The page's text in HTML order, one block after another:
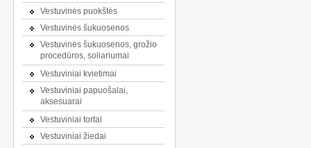
Vestuvinės puokštės
Vestuvinės šukuosenos
Vestuvinės šukuosenos, grožio
procedūros, soliariumai
Vestuviniai kvietimai
Vestuviniai papuošalai,
aksesuarai
Vestuviniai tortai
Vestuviniai žiedai